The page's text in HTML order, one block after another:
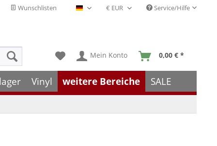
Wunschlisten Deutsch - DE Service/Hilfe
Mein Konto 0,00 € *
Vinyl weitere Bereiche SALE